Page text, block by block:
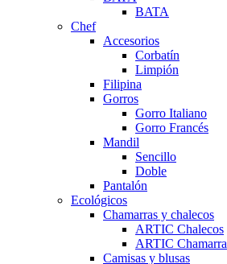
BATA
Chef
Accesorios
Corbatín
Limpión
Filipina
Gorros
Gorro Italiano
Gorro Francés
Mandil
Sencillo
Doble
Pantalón
Ecológicos
Chamarras y chalecos
ARTIC Chalecos
ARTIC Chamarra
Camisas y blusas